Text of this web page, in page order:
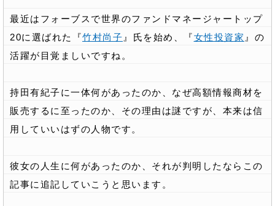
最近はフォーブスで世界のファンドマネージャートップ
20に選ばれた『竹村尚子 』氏を始め、『女性投資家 』の
活躍が目覚ましいですね。
持田有紀子に一体何があったのか、なぜ高額情報商材を
販売するに至ったのか、その理由は謎ですが、本来は信
用していいはずの人物です。
彼女の人生に何があったのか、それが判明したならこの
記事に追記していこうと思います。